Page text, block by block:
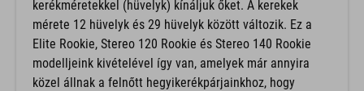
kerékméretekkel (hüvelyk) kínáljuk őket. A kerekek
mérete 12 hüvelyk és 29 hüvelyk között változik. Ez a
Elite Rookie, Stereo 120 Rookie és Stereo 140 Rookie
modelljeink kivételével így van, amelyek már annyira
közel állnak a felnőtt hegyikerékpárjainkhoz, hogy